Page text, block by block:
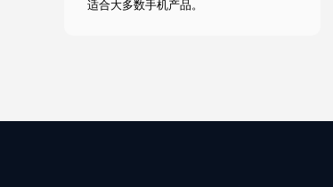
适合大多数手机产品。